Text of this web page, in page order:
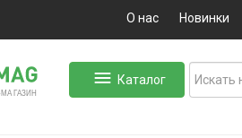
О нас Новинки
МА ГАЗИН
Каталог